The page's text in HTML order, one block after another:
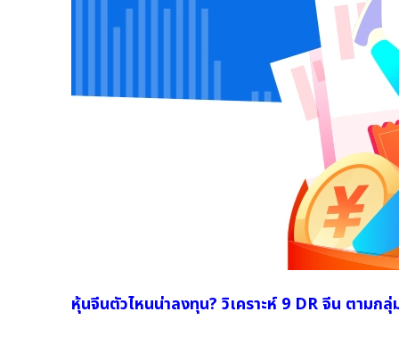
หุ้นจีนตัวไหนน่าลงทุน? วิเคราะห์ 9 DR จีน ตามก